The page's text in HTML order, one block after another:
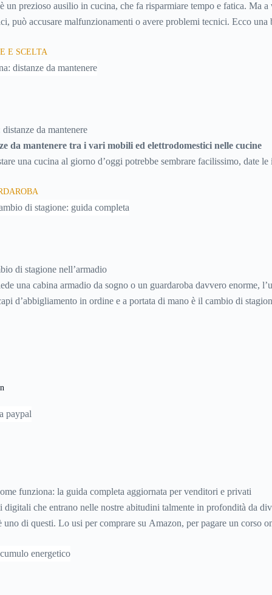
un prezioso ausilio in cucina, che fa risparmiare tempo e fatica. Ma a
può accusare malfunzionamenti o avere problemi tecnici. Ecco una
quindi soldi.
E SCELTA
da mantenere
da mantenere tra i vari mobili ed elettrodomestici nelle cucine
una cucina al giorno d’oggi potrebbe sembrare facilissimo, date
che trasformano l’acquisto della cucina in una vera e propria
fra migliaia di particolari e di elementi.Senza un po’ di conoscenza
di stagione nell’armadio
una cabina armadio da sogno o un guardaroba davvero enorme,
d’abbigliamento in ordine e a portata di mano è il cambio di
funziona: la guida completa aggiornata per venditori e privati
digitali che entrano nelle nostre abitudini talmente in profondità da
uno di questi. Lo usi per comprare su Amazon, per pagare un corso
ti costa davvero) probabilmente non hai una risposta precisa su come